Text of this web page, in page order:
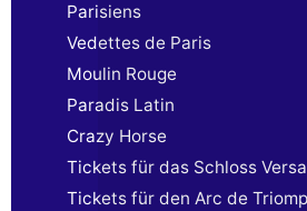
Parisiens
Vedettes de Paris
Moulin Rouge
Paradis Latin
Crazy Horse
Tickets für das Schloss
Tickets für den Arc de